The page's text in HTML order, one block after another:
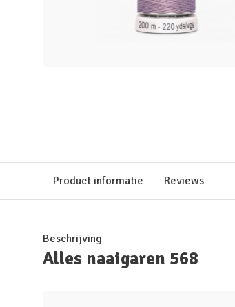
Product informatie Reviews
Beschrijving
Alles naaigaren 568